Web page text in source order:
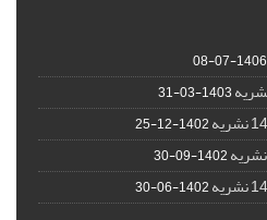
1406-07-08
1403-03-31
1402-12-25
1402-09-30
1402-06-30